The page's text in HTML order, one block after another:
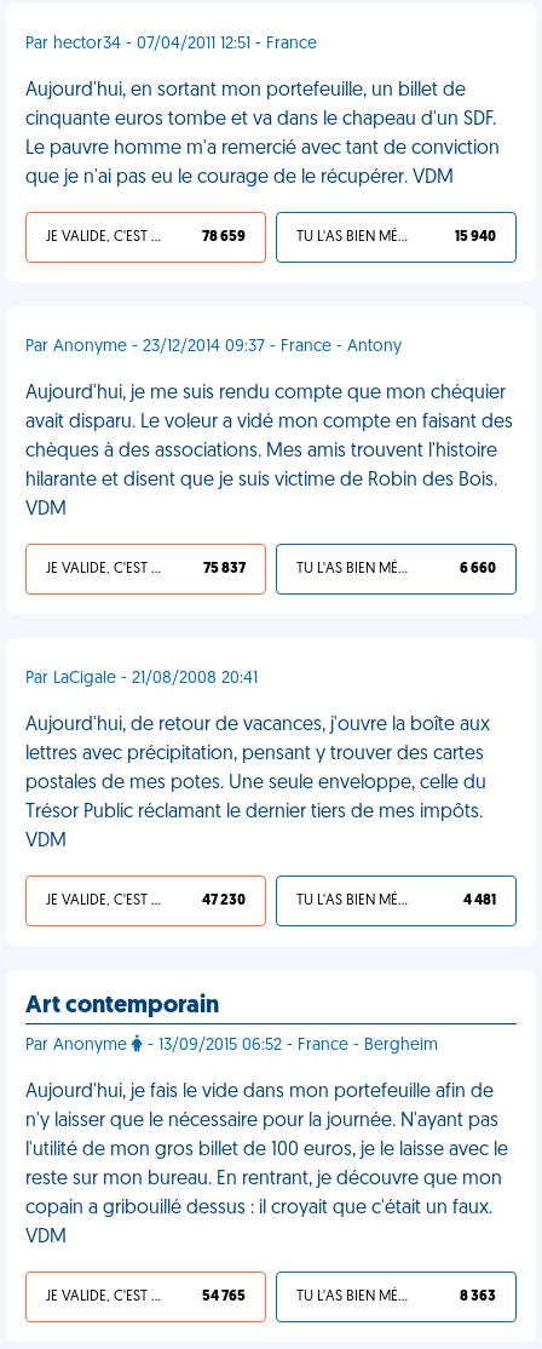
Par hector34 - 07/04/2011 12:51 - France
Aujourd'hui, en sortant mon portefeuille, un billet de
cinquante euros tombe et va dans le chapeau d'un SDF.
Le pauvre homme m'a remercié avec tant de conviction
que je n'ai pas eu le courage de le récupérer. VDM
JE VALIDE, C'EST UNE VDM 78 659 TU L'AS BIEN MÉRITÉ 15 940
Par Anonyme - 23/12/2014 09:37 - France - Antony
Aujourd'hui, je me suis rendu compte que mon chéquier
avait disparu. Le voleur a vidé mon compte en faisant des
chèques à des associations. Mes amis trouvent l'histoire
hilarante et disent que je suis victime de Robin des Bois.
VDM
JE VALIDE, C'EST UNE VDM 75 837 TU L'AS BIEN MÉRITÉ 6 660
Par LaCigale - 21/08/2008 20:41
Aujourd'hui, de retour de vacances, j'ouvre la boîte aux
lettres avec précipitation, pensant y trouver des cartes
postales de mes potes. Une seule enveloppe, celle du
Trésor Public réclamant le dernier tiers de mes impôts.
VDM
JE VALIDE, C'EST UNE VDM 47 230 TU L'AS BIEN MÉRITÉ 4 481
Art contemporain
Par Anonyme - 13/09/2015 06:52 - France - Bergheim
Aujourd'hui, je fais le vide dans mon portefeuille afin de
n'y laisser que le nécessaire pour la journée. N'ayant pas
l'utilité de mon gros billet de 100 euros, je le laisse avec le
reste sur mon bureau. En rentrant, je découvre que mon
copain a gribouillé dessus : il croyait que c'était un faux.
VDM
JE VALIDE, C'EST UNE VDM 54 765 TU L'AS BIEN MÉRITÉ 8 363